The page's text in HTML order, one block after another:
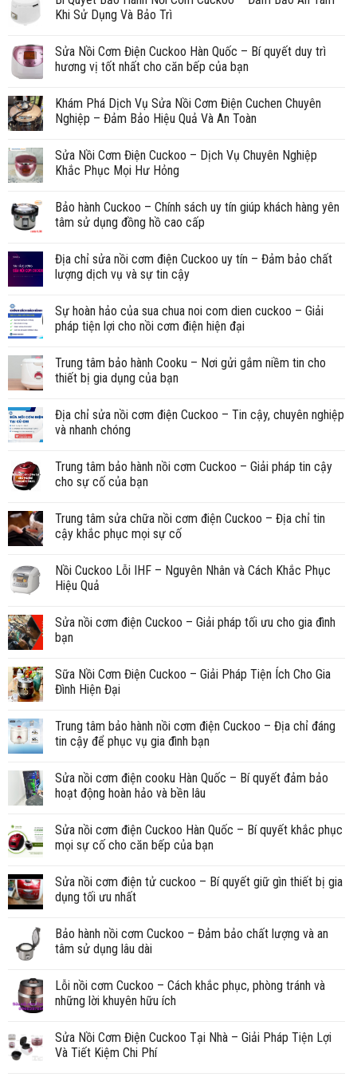
Khi Sử Dụng Và Bảo Trì
Sửa Nồi Cơm Điện Cuckoo Hàn Quốc – Bí quyết duy trì
hương vị tốt nhất cho căn bếp của bạn
Khám Phá Dịch Vụ Sửa Nồi Cơm Điện Cuchen Chuyên
Nghiệp – Đảm Bảo Hiệu Quả Và An Toàn
Sửa Nồi Cơm Điện Cuckoo – Dịch Vụ Chuyên Nghiệp
Khắc Phục Mọi Hư Hỏng
Bảo hành Cuckoo – Chính sách uy tín giúp khách hàng yên
tâm sử dụng đồng hồ cao cấp
Địa chỉ sửa nồi cơm điện Cuckoo uy tín – Đảm bảo chất
lượng dịch vụ và sự tin cậy
Sự hoàn hảo của sua chua noi com dien cuckoo – Giải
pháp tiện lợi cho nồi cơm điện hiện đại
Trung tâm bảo hành Cooku – Nơi gửi gắm niềm tin cho
thiết bị gia dụng của bạn
Địa chỉ sửa nồi cơm điện Cuckoo – Tin cậy, chuyên nghiệp
và nhanh chóng
Trung tâm bảo hành nồi cơm Cuckoo – Giải pháp tin cậy
cho sự cố của bạn
Trung tâm sửa chữa nồi cơm điện Cuckoo – Địa chỉ tin
cậy khắc phục mọi sự cố
Nồi Cuckoo Lỗi IHF – Nguyên Nhân và Cách Khắc Phục
Hiệu Quả
Sửa nồi cơm điện Cuckoo – Giải pháp tối ưu cho gia đình
bạn
Sữa Nồi Cơm Điện Cuckoo – Giải Pháp Tiện Ích Cho Gia
Đình Hiện Đại
Trung tâm bảo hành nồi cơm điện Cuckoo – Địa chỉ đáng
tin cậy để phục vụ gia đình bạn
Sửa nồi cơm điện cooku Hàn Quốc – Bí quyết đảm bảo
hoạt động hoàn hảo và bền lâu
Sửa nồi cơm điện Cuckoo Hàn Quốc – Bí quyết khắc phục
mọi sự cố cho căn bếp của bạn
Sửa nồi cơm điện tử cuckoo – Bí quyết giữ gìn thiết bị gia
dụng tối ưu nhất
Bảo hành nồi cơm Cuckoo – Đảm bảo chất lượng và an
tâm sử dụng lâu dài
Lỗi nồi cơm Cuckoo – Cách khắc phục, phòng tránh và
những lời khuyên hữu ích
Sửa Nồi Cơm Điện Cuckoo Tại Nhà – Giải Pháp Tiện Lợi
Và Tiết Kiệm Chi Phí